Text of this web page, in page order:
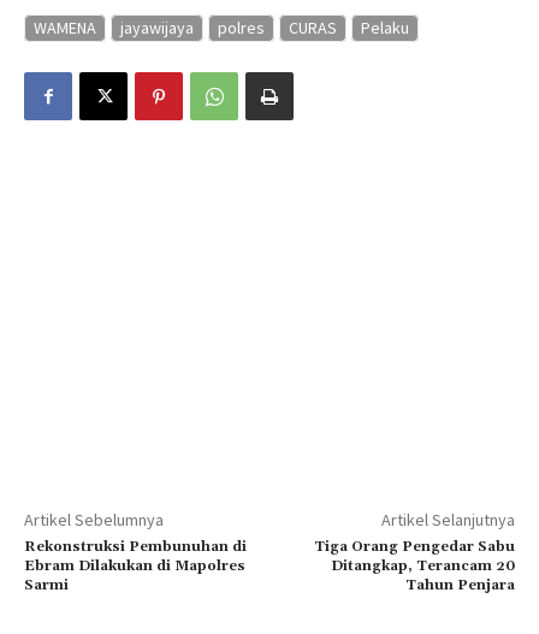
WAMENA jayawijaya polres CURAS Pelaku
Artikel Sebelumnya
Rekonstruksi Pembunuhan di
Ebram Dilakukan di Mapolres
Sarmi
Artikel Selanjutnya
Tiga Orang Pengedar Sabu
Ditangkap, Terancam 20
Tahun Penjara